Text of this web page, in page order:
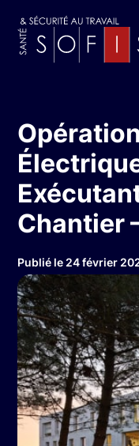
Chantier
Publié le 24 février